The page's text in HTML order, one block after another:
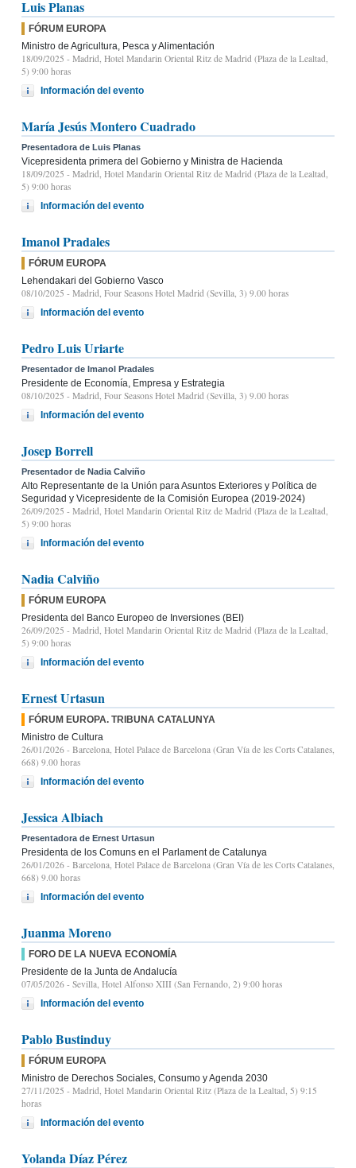
Luis Planas
FÓRUM EUROPA
Ministro de Agricultura, Pesca y Alimentación
18/09/2025 - Madrid, Hotel Mandarin Oriental Ritz de Madrid (Plaza de la Lealtad,
5) 9:00 horas
Información del evento
María Jesús Montero Cuadrado
Presentadora de Luis Planas
Vicepresidenta primera del Gobierno y Ministra de Hacienda
18/09/2025 - Madrid, Hotel Mandarin Oriental Ritz de Madrid (Plaza de la Lealtad,
5) 9:00 horas
Información del evento
Imanol Pradales
FÓRUM EUROPA
Lehendakari del Gobierno Vasco
08/10/2025 - Madrid, Four Seasons Hotel Madrid (Sevilla, 3) 9.00 horas
Información del evento
Pedro Luis Uriarte
Presentador de Imanol Pradales
Presidente de Economía, Empresa y Estrategia
08/10/2025 - Madrid, Four Seasons Hotel Madrid (Sevilla, 3) 9.00 horas
Información del evento
Josep Borrell
Presentador de Nadia Calviño
Alto Representante de la Unión para Asuntos Exteriores y Política de
Seguridad y Vicepresidente de la Comisión Europea (2019-2024)
26/09/2025 - Madrid, Hotel Mandarin Oriental Ritz de Madrid (Plaza de la Lealtad,
5) 9:00 horas
Información del evento
Nadia Calviño
FÓRUM EUROPA
Presidenta del Banco Europeo de Inversiones (BEI)
26/09/2025 - Madrid, Hotel Mandarin Oriental Ritz de Madrid (Plaza de la Lealtad,
5) 9:00 horas
Información del evento
Ernest Urtasun
FÓRUM EUROPA. TRIBUNA CATALUNYA
Ministro de Cultura
26/01/2026 - Barcelona, Hotel Palace de Barcelona (Gran Vía de les Corts Catalanes,
668) 9.00 horas
Información del evento
Jessica Albiach
Presentadora de Ernest Urtasun
Presidenta de los Comuns en el Parlament de Catalunya
26/01/2026 - Barcelona, Hotel Palace de Barcelona (Gran Vía de les Corts Catalanes,
668) 9.00 horas
Información del evento
Juanma Moreno
FORO DE LA NUEVA ECONOMÍA
Presidente de la Junta de Andalucía
07/05/2026 - Sevilla, Hotel Alfonso XIII (San Fernando, 2) 9:00 horas
Información del evento
Pablo Bustinduy
FÓRUM EUROPA
Ministro de Derechos Sociales, Consumo y Agenda 2030
27/11/2025 - Madrid, Hotel Mandarin Oriental Ritz (Plaza de la Lealtad, 5) 9:15
horas
Información del evento
Yolanda Díaz Pérez